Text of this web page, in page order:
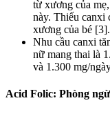
từ xương của
này. Thiếu canxi
xương của bé [3].
Nhu cầu canxi
nữ mang thai là
và 1.300 mg/
Acid Folic: Phòng